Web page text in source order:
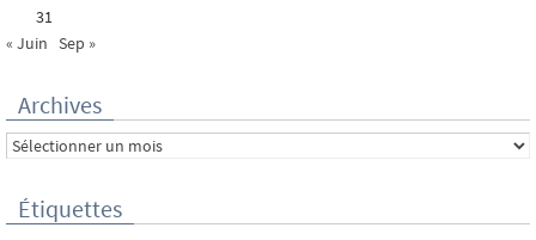
31
« Juin Sep »
Archives
Archives
Étiquettes